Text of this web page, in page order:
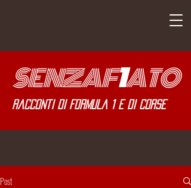
SENZAF1ATO
Racconti di Formula 1 e di corse
Post